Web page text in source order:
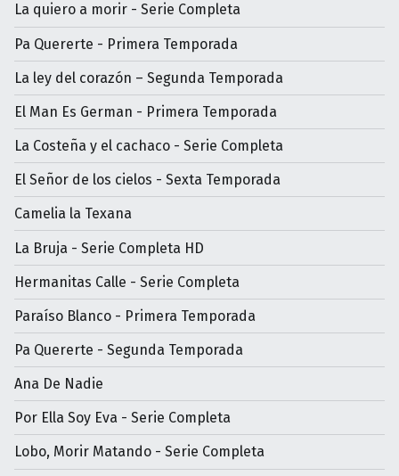
La quiero a morir - Serie Completa
Pa Quererte - Primera Temporada
La ley del corazón – Segunda Temporada
El Man Es German - Primera Temporada
La Costeña y el cachaco - Serie Completa
El Señor de los cielos - Sexta Temporada
Camelia la Texana
La Bruja - Serie Completa HD
Hermanitas Calle - Serie Completa
Paraíso Blanco - Primera Temporada
Pa Quererte - Segunda Temporada
Ana De Nadie
Por Ella Soy Eva - Serie Completa
Lobo, Morir Matando - Serie Completa